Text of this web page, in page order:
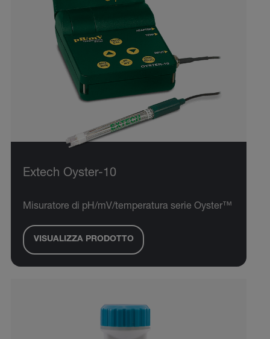
Extech Oyster-10
Misuratore di pH/mV/temperatura serie Oyster™
VISUALIZZA PRODOTTO